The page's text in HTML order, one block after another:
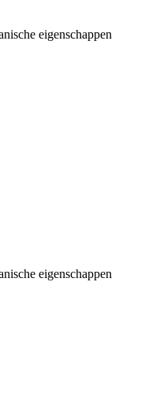
eigenschappen
eigenschappen